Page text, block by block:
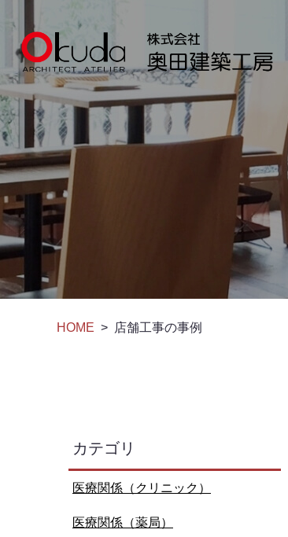
HOME > 店舗工事の事例
カテゴリ
医療関係（クリニック）
医療関係（薬局）